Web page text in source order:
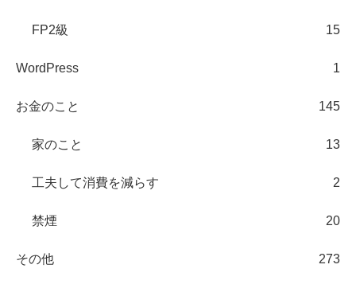
FP2級 15
WordPress 1
お金のこと 145
家のこと 13
工夫して消費を減らす 2
禁煙 20
その他 273